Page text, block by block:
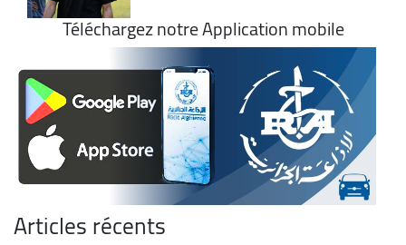
Téléchargez notre Application mobile
Articles récents